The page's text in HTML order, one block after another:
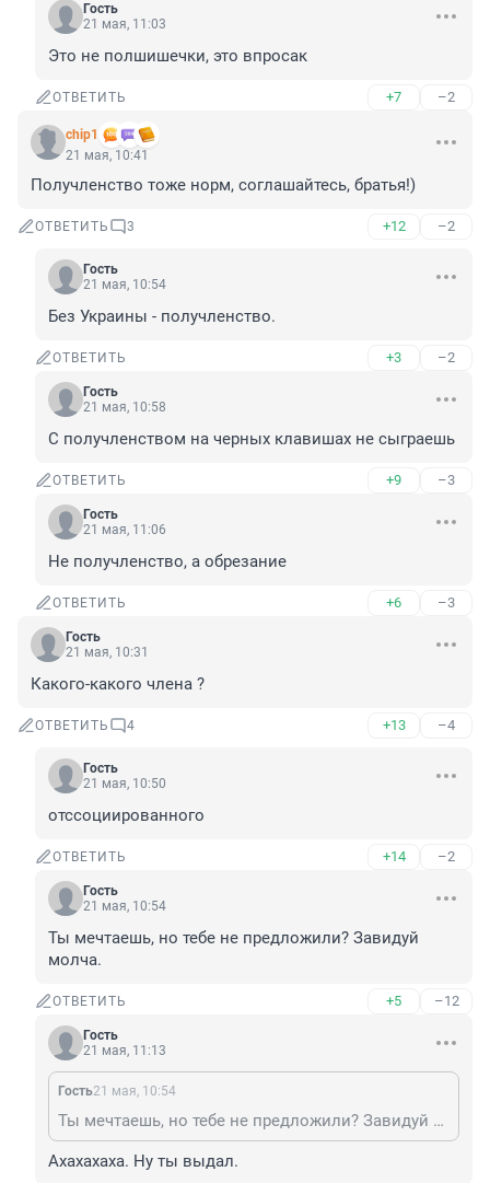
Гость
21 мая, 11:03
Это не полшишечки, это впросак
ОТВЕТИТЬ +7 –2
chip1
21 мая, 10:41
Получленство тоже норм, соглашайтесь, братья!)
ОТВЕТИТЬ 3 +12 –2
Гость
21 мая, 10:54
Без Украины - получленство.
ОТВЕТИТЬ +3 –2
Гость
21 мая, 10:58
С получленством на черных клавишах не сыграешь
ОТВЕТИТЬ +9 –3
Гость
21 мая, 11:06
Не получленство, а обрезание
ОТВЕТИТЬ +6 –3
Гость
21 мая, 10:31
Какого-какого члена ?
ОТВЕТИТЬ 4 +13 –4
Гость
21 мая, 10:50
отссоциированного
ОТВЕТИТЬ +14 –2
Гость
21 мая, 10:54
Ты мечтаешь, но тебе не предложили? Завидуй
молча.
ОТВЕТИТЬ +5 –12
Гость
21 мая, 11:13
Гость21 мая, 10:54
Ты мечтаешь, но тебе не предложили? Завидуй молча.
Ахахахаха. Ну ты выдал.